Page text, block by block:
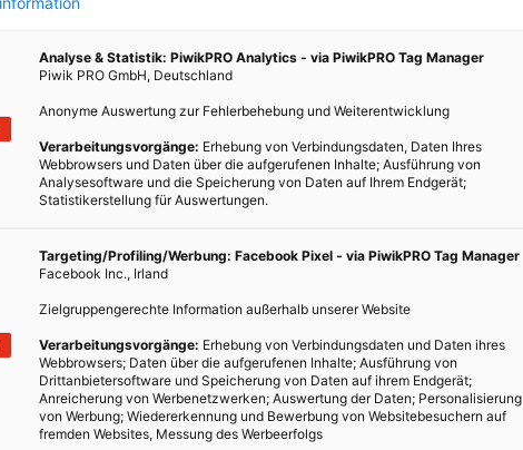
Analyse & Statistik: PiwikPRO Analytics - via PiwikPRO Tag Manager
Piwik PRO GmbH, Deutschland
Anonyme Auswertung zur Fehlerbehebung und Weiterentwicklung
Verarbeitungsvorgänge: Erhebung von Verbindungsdaten, Daten Ihres
Webbrowsers und Daten über die aufgerufenen Inhalte; Ausführung von
Analysesoftware und die Speicherung von Daten auf Ihrem Endgerät;
Statistikerstellung für Auswertungen.
Targeting/Profiling/Werbung: Facebook Pixel - via PiwikPRO Tag Manager
Facebook Inc., Irland
Zielgruppengerechte Information außerhalb unserer Website
Verarbeitungsvorgänge: Erhebung von Verbindungsdaten und Daten ihres
Webbrowsers; Daten über die aufgerufenen Inhalte; Ausführung von
Drittanbietersoftware und Speicherung von Daten auf ihrem Endgerät;
Anreicherung von Werbenetzwerken; Auswertung der Daten; Personalisierung
von Werbung; Wiedererkennung und Bewerbung von Websitebesuchern auf
fremden Websites, Messung des Werbeerfolgs